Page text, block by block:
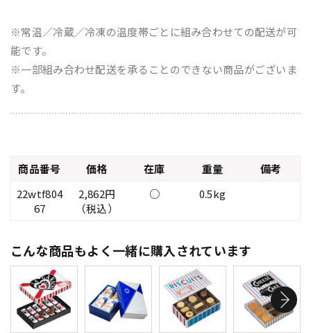
※常温／冷蔵／冷凍の温度帯ごとに組み合わせての配送が可
能です。
※一部組み合わせ配送を承ることのできない商品がございま
す。
商品番号 価格 在庫 重量
備考
22wtf804
67
2,862円
（税込）
○ 0.5kg
こんな商品もよく一緒に購入されています